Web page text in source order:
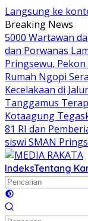
Langsung ke
Breaking News
5000 Wartawan
dan Porwanas
Pringsewu,
Rumah Ngopi
Kecelakaan di
Tanggamus
Kotaagung
81 RI dan
siswi SMAN
IndeksTentang